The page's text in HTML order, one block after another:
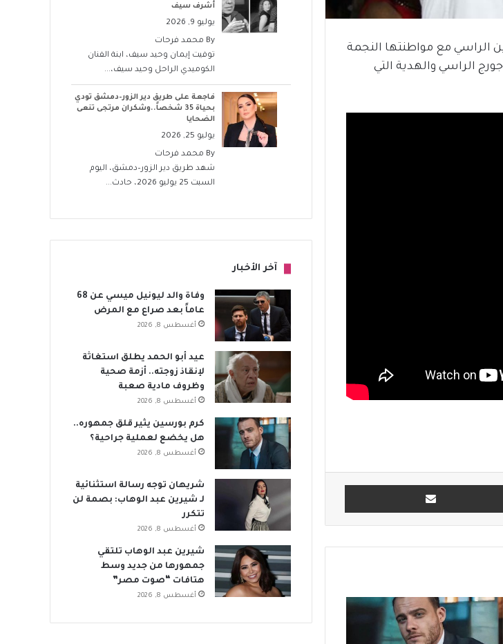
الراسي مع مواطنتها النجمة
الراسي والهدية التي
مشاركة بالبريد
أشرف سيف
يوليو 9, 2026
By محمد فرحات
توفيت إيمان وحيد سيف، ابنة الفنان
الكوميدي الراحل وحيد سيف،...
فاجعة على طريق دير الزور–دمشق تودي
بحياة 35 شخصاً..وشكران مرتجى تنعى
الضحايا
يوليو 25, 2026
By محمد فرحات
شهد طريق دير الزور–دمشق، اليوم
السبت 25 يوليو 2026، حادث...
آخر الأخبار
وفاة والد ليونيل ميسي عن 68
عاماً بعد صراع مع المرض
أغسطس 8, 2026
عيد أبو الحمد يطلق استغاثة
لإنقاذ زوجته.. أزمة صحية
وظروف مادية صعبة
أغسطس 8, 2026
كرم بورسين يثير قلق جمهوره..
هل يخضع لعملية جراحية؟
أغسطس 8, 2026
شريهان توجه رسالة استثنائية
لـ شيرين عبد الوهاب: بصمة لن
تتكرر
أغسطس 8, 2026
شيرين عبد الوهاب تلتقي
جمهورها من جديد وسط
هتافات “صوت مصر”
أغسطس 8, 2026